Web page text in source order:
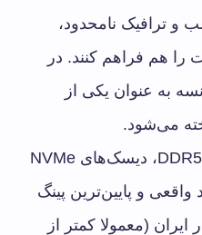
و ترافیک نامحدود،
هم فراهم کنند. در
به عنوان یکی از
می‌شود.
ویژگی‌هایی همچون حافظه DDR5، دیسک‌های NVMe
و پایین‌ترین پینگ
ایران (معمولا کمتر از